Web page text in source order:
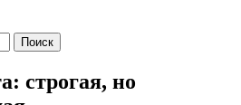
строгая, но